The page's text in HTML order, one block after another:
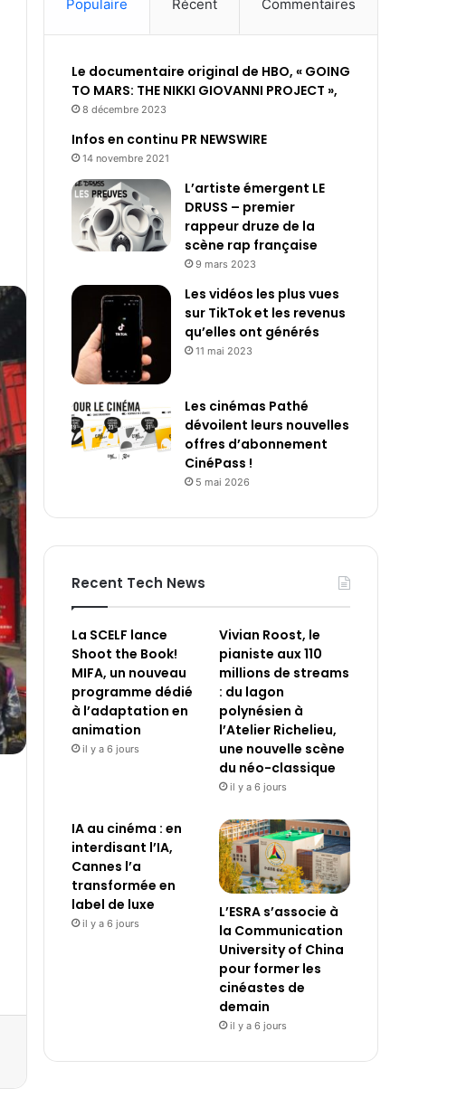
Populaire Récent Commentaires
Le documentaire original de HBO, « GOING
TO MARS: THE NIKKI GIOVANNI PROJECT »,
8 décembre 2023
Infos en continu PR NEWSWIRE
14 novembre 2021
L’artiste émergent LE
DRUSS – premier
rappeur druze de la
scène rap française
9 mars 2023
Les vidéos les plus vues
sur TikTok et les revenus
qu’elles ont générés
11 mai 2023
Les cinémas Pathé
dévoilent leurs nouvelles
offres d’abonnement
CinéPass !
5 mai 2026
Recent Tech News
La SCELF lance
Shoot the Book!
MIFA, un nouveau
programme dédié
à l’adaptation en
animation
il y a 6 jours
Vivian Roost, le
pianiste aux 110
millions de streams
: du lagon
polynésien à
l’Atelier Richelieu,
une nouvelle scène
du néo-classique
il y a 6 jours
IA au cinéma : en
interdisant l’IA,
Cannes l’a
transformée en
label de luxe
il y a 6 jours
L’ESRA s’associe à
la Communication
University of China
pour former les
cinéastes de
demain
il y a 6 jours